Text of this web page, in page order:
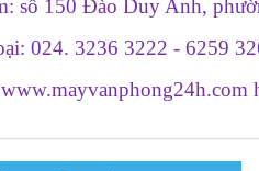
số 150 Đào Duy Anh,
024. 3236 3222 - 6259
www.mayvanphong24h.com